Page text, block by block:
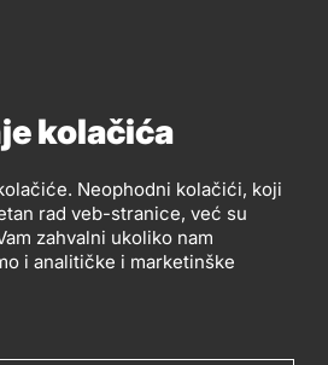
kolačića
Neophodni kolačići, koji
rad veb-stranice, već su
zahvalni ukoliko nam
i analitičke i marketinške
(Zemun), Srbija